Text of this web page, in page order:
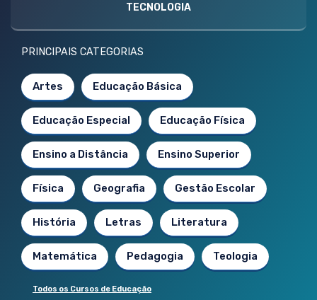
TECNOLOGIA
PRINCIPAIS CATEGORIAS
Artes Educação Básica
Educação Especial Educação Física
Ensino a Distância Ensino Superior
Física Geografia Gestão Escolar
História Letras Literatura
Matemática Pedagogia Teologia
Todos os Cursos de Educação